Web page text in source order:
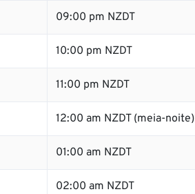
09:00 pm NZDT
10:00 pm NZDT
11:00 pm NZDT
12:00 am NZDT (meia-noite)
01:00 am NZDT
02:00 am NZDT